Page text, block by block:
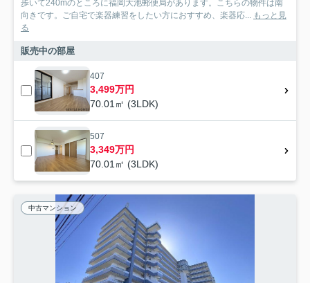
歩いて240mのところに福岡大池郵便局があります。こちらの物件は南
向きです。ご自宅で楽器練習をしたい方におすすめ、楽器応... もっと見
る
販売中の部屋
407
3,499万円
70.01㎡ (3LDK)
507
3,349万円
70.01㎡ (3LDK)
中古マンション